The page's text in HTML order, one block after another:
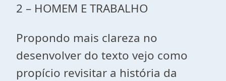
2 – HOMEM E TRABALHO
Propondo mais clareza no
desenvolver do texto vejo como
propício revisitar a história da